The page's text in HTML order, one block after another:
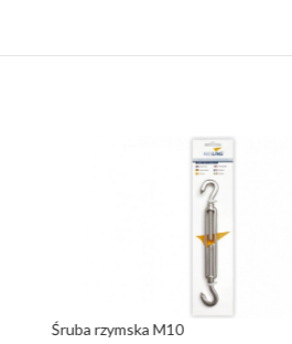
Śruba rzymska M10